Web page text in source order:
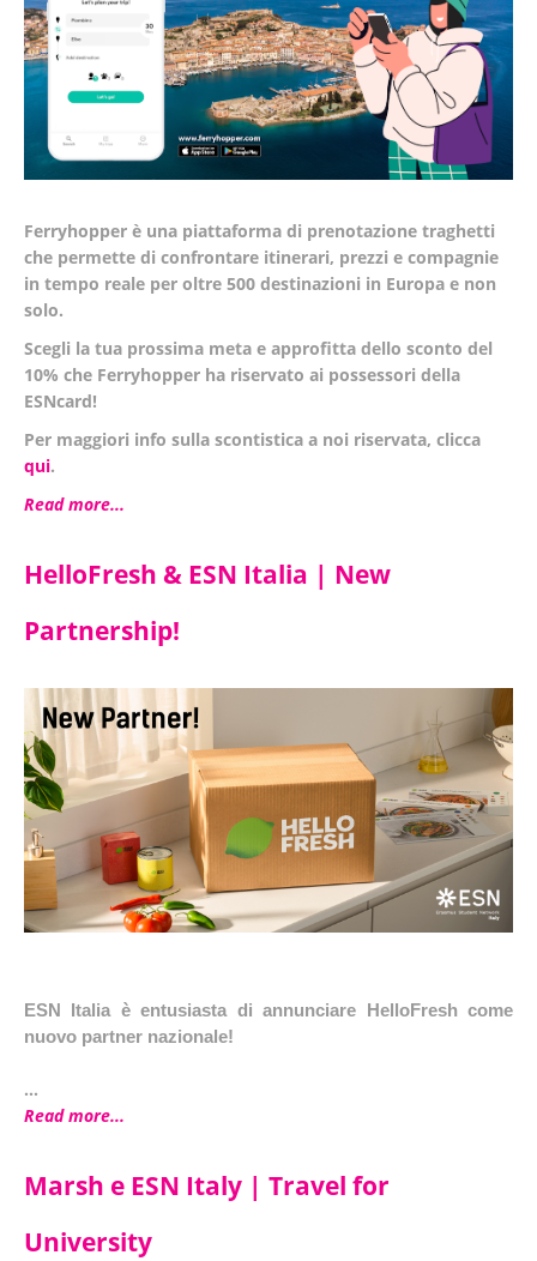
Ferryhopper è una piattaforma di prenotazione traghetti
che permette di confrontare itinerari, prezzi e compagnie
in tempo reale per oltre 500 destinazioni in Europa e non
solo.
Scegli la tua prossima meta e approfitta dello sconto del
10% che Ferryhopper ha riservato ai possessori della
ESNcard!
Per maggiori info sulla scontistica a noi riservata, clicca
qui.
Read more...
HelloFresh & ESN Italia | New
Partnership!
ESN Italia è entusiasta di annunciare HelloFreshcome
nuovo partner nazionale!
...
Read more...
Marsh e ESN Italy | Travel for
University